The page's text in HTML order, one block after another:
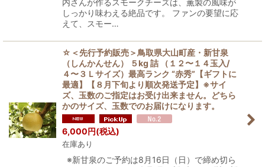
しっかり味わえる絶品です。 ファンの要望に応
えて、スモー…
☆＜先行予約販売＞鳥取県大山町産・新甘泉
（しんかんせん） ５kg 詰 （１２〜１４玉入/
４〜３Ｌサイズ）最高ランク “赤秀”【ギフトに
最適】【８月下旬より順次発送予定】※サイ
ズ、玉数のご指定はお受け出来ません。どちら
かのサイズ、玉数でのお届けになります。
6,000円(税込)
在庫あり
※新甘泉のご予約は8月16日（日）で締め切ら